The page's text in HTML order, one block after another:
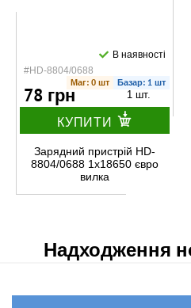
#HD-8804/0688
В наявності
Маг: 0 шт Базар: 1 шт
78 грн 1 шт.
КУПИТИ
Зарядний пристрій HD-
8804/0688 1х18650 євро
вилка
Надходження